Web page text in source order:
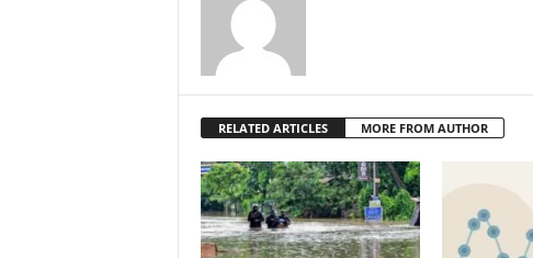
RELATED ARTICLES MORE FROM AUTHOR